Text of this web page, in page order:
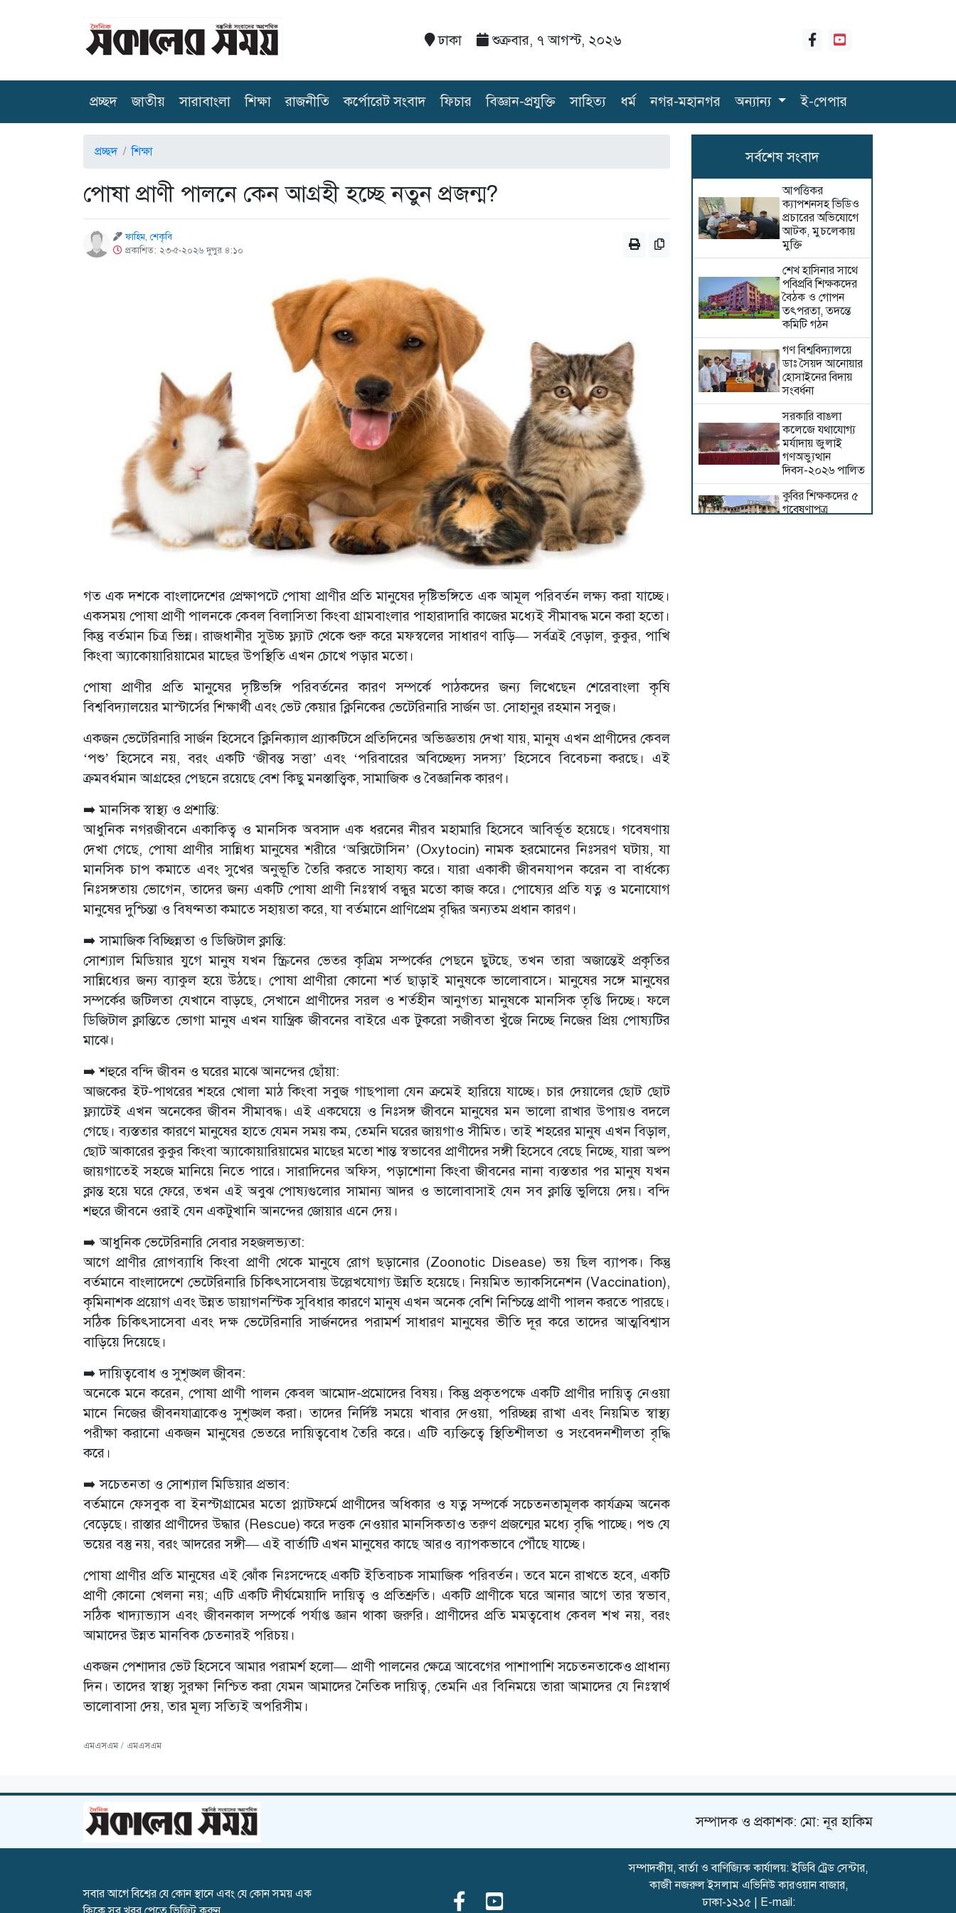
ঢাকা শুক্রবার, ৭ আগস্ট, ২০২৬
প্রচ্ছদ(current)
জাতীয় সারাবাংলা শিক্ষা রাজনীতি কর্পোরেট সংবাদ ফিচার বিজ্ঞান-প্রযুক্তি সাহিত্য ধর্ম নগর-মহানগর অন্যান্য ই-পেপার
প্রচ্ছদ শিক্ষা
পোষা প্রাণী পালনে কেন আগ্রহী হচ্ছে নতুন প্রজন্ম?
ফাহিম, শেকৃবি
প্রকাশিত: ২৩-৫-২০২৬ দুপুর ৪:১০
গত এক দশকে বাংলাদেশের প্রেক্ষাপটে পোষা প্রাণীর প্রতি মানুষের দৃষ্টিভঙ্গিতে এক আমূল পরিবর্তন লক্ষ্য করা যাচ্ছে।
একসময় পোষা প্রাণী পালনকে কেবল বিলাসিতা কিংবা গ্রামবাংলার পাহারাদারি কাজের মধ্যেই সীমাবদ্ধ মনে করা হতো।
কিন্তু বর্তমান চিত্র ভিন্ন। রাজধানীর সুউচ্চ ফ্ল্যাট থেকে শুরু করে মফস্বলের সাধারণ বাড়ি— সর্বত্রই বেড়াল, কুকুর, পাখি
কিংবা অ্যাকোয়ারিয়ামের মাছের উপস্থিতি এখন চোখে পড়ার মতো।
পোষা প্রাণীর প্রতি মানুষের দৃষ্টিভঙ্গি পরিবর্তনের কারণ সম্পর্কে পাঠকদের জন্য লিখেছেন শেরেবাংলা কৃষি
বিশ্ববিদ্যালয়ের মাস্টার্সের শিক্ষার্থী এবং ভেট কেয়ার ক্লিনিকের ভেটেরিনারি সার্জন ডা. সোহানুর রহমান সবুজ।
একজন ভেটেরিনারি সার্জন হিসেবে ক্লিনিক্যাল প্র্যাকটিসে প্রতিদিনের অভিজ্ঞতায় দেখা যায়, মানুষ এখন প্রাণীদের কেবল
‘পশু’ হিসেবে নয়, বরং একটি ‘জীবন্ত সত্তা’ এবং ‘পরিবারের অবিচ্ছেদ্য সদস্য’ হিসেবে বিবেচনা করছে। এই
ক্রমবর্ধমান আগ্রহের পেছনে রয়েছে বেশ কিছু মনস্তাত্ত্বিক, সামাজিক ও বৈজ্ঞানিক কারণ।
➡️ মানসিক স্বাস্থ্য ও প্রশান্তি:
আধুনিক নগরজীবনে একাকিত্ব ও মানসিক অবসাদ এক ধরনের নীরব মহামারি হিসেবে আবির্ভূত হয়েছে। গবেষণায়
দেখা গেছে, পোষা প্রাণীর সান্নিধ্য মানুষের শরীরে ‘অক্সিটোসিন’ (Oxytocin) নামক হরমোনের নিঃসরণ ঘটায়, যা
মানসিক চাপ কমাতে এবং সুখের অনুভূতি তৈরি করতে সাহায্য করে। যারা একাকী জীবনযাপন করেন বা বার্ধক্যে
নিঃসঙ্গতায় ভোগেন, তাদের জন্য একটি পোষা প্রাণী নিঃস্বার্থ বন্ধুর মতো কাজ করে। পোষ্যের প্রতি যত্ন ও মনোযোগ
মানুষের দুশ্চিন্তা ও বিষণ্নতা কমাতে সহায়তা করে, যা বর্তমানে প্রাণিপ্রেম বৃদ্ধির অন্যতম প্রধান কারণ।
➡️ সামাজিক বিচ্ছিন্নতা ও ডিজিটাল ক্লান্তি:
সোশ্যাল মিডিয়ার যুগে মানুষ যখন স্ক্রিনের ভেতর কৃত্রিম সম্পর্কের পেছনে ছুটছে, তখন তারা অজান্তেই প্রকৃতির
সান্নিধ্যের জন্য ব্যাকুল হয়ে উঠছে। পোষা প্রাণীরা কোনো শর্ত ছাড়াই মানুষকে ভালোবাসে। মানুষের সঙ্গে মানুষের
সম্পর্কের জটিলতা যেখানে বাড়ছে, সেখানে প্রাণীদের সরল ও শর্তহীন আনুগত্য মানুষকে মানসিক তৃপ্তি দিচ্ছে। ফলে
ডিজিটাল ক্লান্তিতে ভোগা মানুষ এখন যান্ত্রিক জীবনের বাইরে এক টুকরো সজীবতা খুঁজে নিচ্ছে নিজের প্রিয় পোষ্যটির
মাঝে।
➡️ শহুরে বন্দি জীবন ও ঘরের মাঝে আনন্দের ছোঁয়া:
আজকের ইট-পাথরের শহরে খোলা মাঠ কিংবা সবুজ গাছপালা যেন ক্রমেই হারিয়ে যাচ্ছে। চার দেয়ালের ছোট ছোট
ফ্ল্যাটেই এখন অনেকের জীবন সীমাবদ্ধ। এই একঘেয়ে ও নিঃসঙ্গ জীবনে মানুষের মন ভালো রাখার উপায়ও বদলে
গেছে। ব্যস্ততার কারণে মানুষের হাতে যেমন সময় কম, তেমনি ঘরের জায়গাও সীমিত। তাই শহরের মানুষ এখন বিড়াল,
ছোট আকারের কুকুর কিংবা অ্যাকোয়ারিয়ামের মাছের মতো শান্ত স্বভাবের প্রাণীদের সঙ্গী হিসেবে বেছে নিচ্ছে, যারা অল্প
জায়গাতেই সহজে মানিয়ে নিতে পারে। সারাদিনের অফিস, পড়াশোনা কিংবা জীবনের নানা ব্যস্ততার পর মানুষ যখন
ক্লান্ত হয়ে ঘরে ফেরে, তখন এই অবুঝ পোষ্যগুলোর সামান্য আদর ও ভালোবাসাই যেন সব ক্লান্তি ভুলিয়ে দেয়। বন্দি
শহুরে জীবনে ওরাই যেন একটুখানি আনন্দের জোয়ার এনে দেয়।
➡️ আধুনিক ভেটেরিনারি সেবার সহজলভ্যতা:
আগে প্রাণীর রোগব্যাধি কিংবা প্রাণী থেকে মানুষে রোগ ছড়ানোর (Zoonotic Disease) ভয় ছিল ব্যাপক। কিন্তু
বর্তমানে বাংলাদেশে ভেটেরিনারি চিকিৎসাসেবায় উল্লেখযোগ্য উন্নতি হয়েছে। নিয়মিত ভ্যাকসিনেশন (Vaccination),
কৃমিনাশক প্রয়োগ এবং উন্নত ডায়াগনস্টিক সুবিধার কারণে মানুষ এখন অনেক বেশি নিশ্চিন্তে প্রাণী পালন করতে পারছে।
সঠিক চিকিৎসাসেবা এবং দক্ষ ভেটেরিনারি সার্জনদের পরামর্শ সাধারণ মানুষের ভীতি দূর করে তাদের আত্মবিশ্বাস
বাড়িয়ে দিয়েছে।
➡️ দায়িত্ববোধ ও সুশৃঙ্খল জীবন:
অনেকে মনে করেন, পোষা প্রাণী পালন কেবল আমোদ-প্রমোদের বিষয়। কিন্তু প্রকৃতপক্ষে একটি প্রাণীর দায়িত্ব নেওয়া
মানে নিজের জীবনযাত্রাকেও সুশৃঙ্খল করা। তাদের নির্দিষ্ট সময়ে খাবার দেওয়া, পরিচ্ছন্ন রাখা এবং নিয়মিত স্বাস্থ্য
পরীক্ষা করানো একজন মানুষের ভেতরে দায়িত্ববোধ তৈরি করে। এটি ব্যক্তিত্বে স্থিতিশীলতা ও সংবেদনশীলতা বৃদ্ধি
করে।
➡️ সচেতনতা ও সোশ্যাল মিডিয়ার প্রভাব:
বর্তমানে ফেসবুক বা ইনস্টাগ্রামের মতো প্ল্যাটফর্মে প্রাণীদের অধিকার ও যত্ন সম্পর্কে সচেতনতামূলক কার্যক্রম অনেক
বেড়েছে। রাস্তার প্রাণীদের উদ্ধার (Rescue) করে দত্তক নেওয়ার মানসিকতাও তরুণ প্রজন্মের মধ্যে বৃদ্ধি পাচ্ছে। পশু যে
ভয়ের বস্তু নয়, বরং আদরের সঙ্গী— এই বার্তাটি এখন মানুষের কাছে আরও ব্যাপকভাবে পৌঁছে যাচ্ছে।
পোষা প্রাণীর প্রতি মানুষের এই ঝোঁক নিঃসন্দেহে একটি ইতিবাচক সামাজিক পরিবর্তন। তবে মনে রাখতে হবে, একটি
প্রাণী কোনো খেলনা নয়; এটি একটি দীর্ঘমেয়াদি দায়িত্ব ও প্রতিশ্রুতি। একটি প্রাণীকে ঘরে আনার আগে তার স্বভাব,
সঠিক খাদ্যাভ্যাস এবং জীবনকাল সম্পর্কে পর্যাপ্ত জ্ঞান থাকা জরুরি। প্রাণীদের প্রতি মমত্ববোধ কেবল শখ নয়, বরং
আমাদের উন্নত মানবিক চেতনারই পরিচয়।
একজন পেশাদার ভেট হিসেবে আমার পরামর্শ হলো— প্রাণী পালনের ক্ষেত্রে আবেগের পাশাপাশি সচেতনতাকেও প্রাধান্য
দিন। তাদের স্বাস্থ্য সুরক্ষা নিশ্চিত করা যেমন আমাদের নৈতিক দায়িত্ব, তেমনি এর বিনিময়ে তারা আমাদের যে নিঃস্বার্থ
ভালোবাসা দেয়, তার মূল্য সত্যিই অপরিসীম।
এমএসএম / এমএসএম
সর্বশেষ সংবাদ
আপত্তিকর
ক্যাপশনসহ ভিডিও
প্রচারের অভিযোগে
আটক, মুচলেকায়
মুক্তি
শেখ হাসিনার সাথে
পবিপ্রবি শিক্ষকদের
বৈঠক ও গোপন
তৎপরতা, তদন্তে
কমিটি গঠন
গণ বিশ্ববিদ্যালয়ে
ডাঃ সৈয়দ আনোয়ার
হোসাইনের বিদায়
সংবর্ধনা
সরকারি বাঙলা
কলেজে যথাযোগ্য
মর্যাদায় জুলাই
গণঅভ্যুত্থান
দিবস-২০২৬ পালিত
কুবির শিক্ষকদের ৫
গবেষণাপত্র
সম্পাদক ও প্রকাশক: মো: নূর হাকিম
সবার আগে বিশ্বের যে কোন স্থানে এবং যে কোন সময় এক
সম্পাদকীয়, বার্তা ও বাণিজ্যিক কার্যালয়: ইডিবি ট্রেড সেন্টার,
কাজী নজরুল ইসলাম এভিনিউ কারওয়ান বাজার,
ঢাকা-১২১৫ | E-mail: